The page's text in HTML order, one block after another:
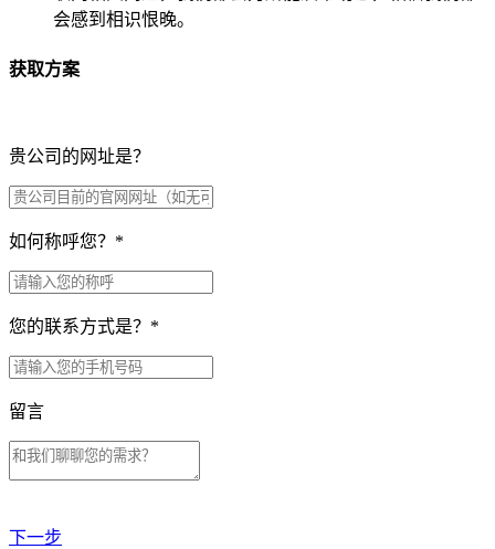
会感到相识恨晚。
获取方案
贵公司的网址是？
如何称呼您？ *
您的联系方式是？ *
留言
下一步